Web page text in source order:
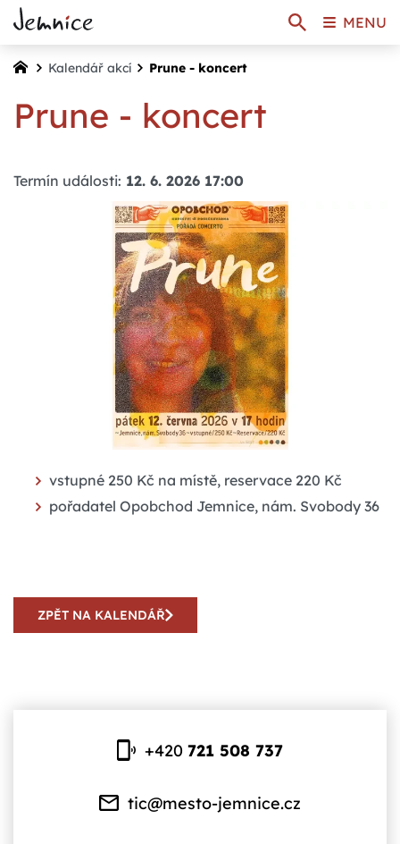
Kalendář akcí Prune - koncert
Prune - koncert
Termín události: 12. 6. 2026 17:00
vstupné 250 Kč na místě, reservace 220 Kč
pořadatel Opobchod Jemnice, nám. Svobody 36
ZPĚT NA KALENDÁŘ
+420721 508 737
tic@mesto-jemnice.cz
MENU